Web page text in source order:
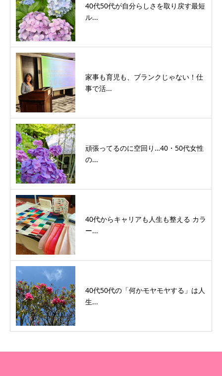
40代50代が自分らしさを取り戻す最短
ル...
家事も育児も、ブランクじゃない！仕
事で活...
頑張ってるのに空回り…40・50代女性
の...
40代からキャリアも人生も整える カラ
ー...
40代50代の「何かモヤモヤする」は人
生...